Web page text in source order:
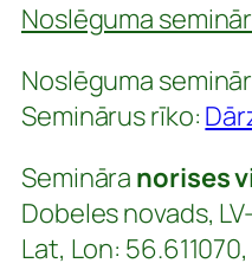
Noslēguma
Noslēguma
Seminārus rīko:
Semināra norises
Dobeles novads,
Lat, Lon: